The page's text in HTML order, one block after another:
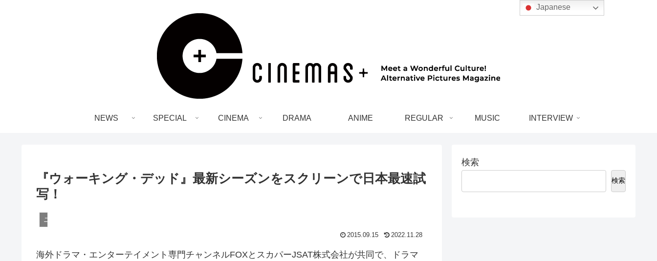
NEWS SPECIAL CINEMA DRAMA ANIME REGULAR MUSIC INTERVIEW
『ウォーキング・デッド』最新シーズンをスクリーンで日本最速試
写！
ニュース
2015.09.15 2022.11.28
海外ドラマ・エンターテイメント専門チャンネルFOXとスカパーJSAT株式会社が共同で、ドラマ
検索
検索
Japanese